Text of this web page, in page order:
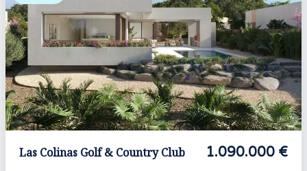
Las Colinas Golf & Country Club 1.090.000 €